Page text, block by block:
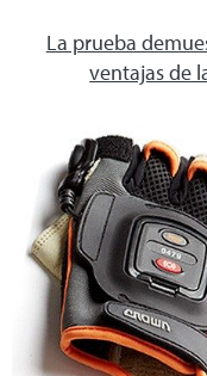
La prueba
ventajas de